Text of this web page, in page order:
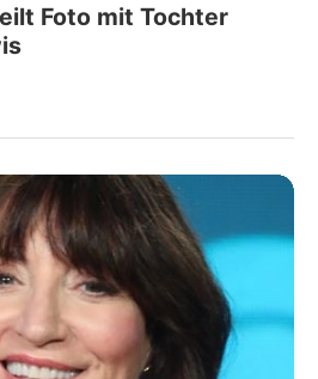
Foto mit Tochter